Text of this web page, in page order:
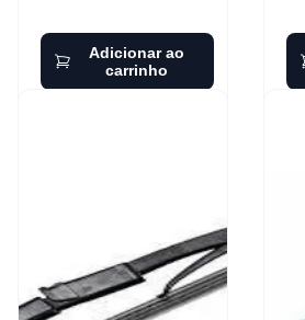
Adicionar ao
carrinho